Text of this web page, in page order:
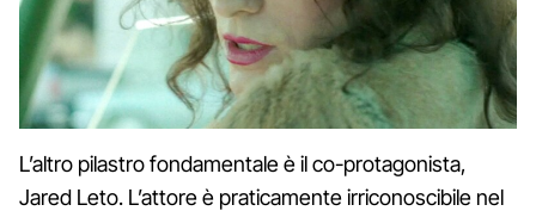
L’altro pilastro fondamentale è il co-protagonista,
Jared Leto. L’attore è praticamente irriconoscibile nel